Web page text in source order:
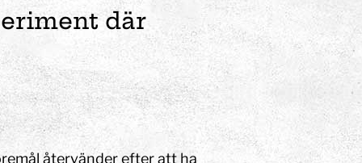
där
återvänder efter att ha